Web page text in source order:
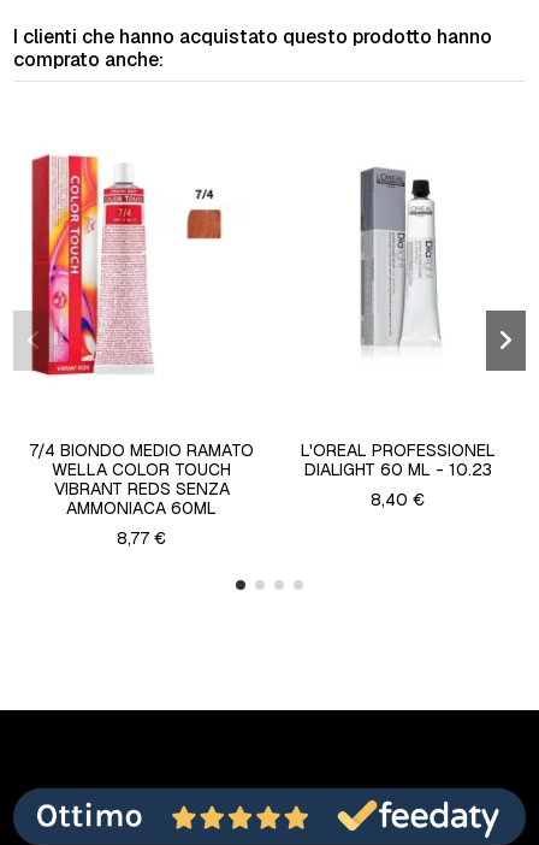
I clienti che hanno acquistato questo prodotto hanno
comprato anche:
7/4 BIONDO MEDIO RAMATO
WELLA COLOR TOUCH
VIBRANT REDS SENZA
AMMONIACA 60ML
8,77 €
L'OREAL PROFESSIONEL
DIALIGHT 60 ML - 10.23
8,40 €